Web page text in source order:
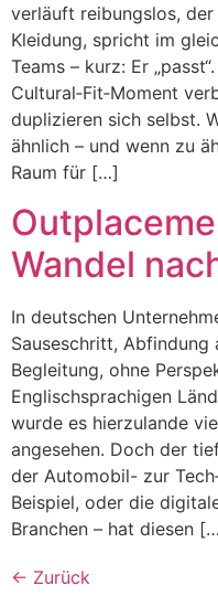
verläuft reibungslos,
Kleidung, spricht im
Teams – kurz: Er
Cultural‑Fit‑Moment
duplizieren sich selbst.
ähnlich – und wenn zu
Raum für […]
Wandel
In deutschen
Sauseschritt, Abfindung
Begleitung, ohne
Englischsprachigen
wurde es hierzulande
angesehen. Doch der
der Automobil- zur
Beispiel, oder die
Branchen – hat diesen
← Zurück